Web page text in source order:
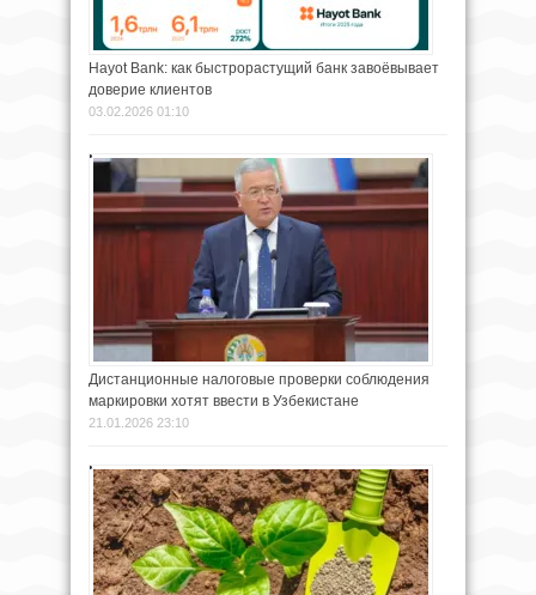
Hayot Bank: как быстрорастущий банк завоёвывает
доверие клиентов
03.02.2026 01:10
Дистанционные налоговые проверки соблюдения
маркировки хотят ввести в Узбекистане
21.01.2026 23:10